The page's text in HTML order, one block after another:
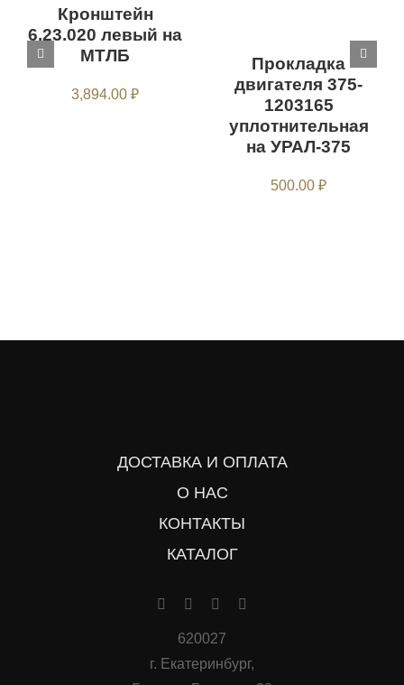
Кронштейн
6.23.020 левый на
МТЛБ
3,894.00₽
Прокладка
двигателя 375-
1203165
уплотнительная
на УРАЛ-375
500.00 ₽
ДОСТАВКА И ОПЛАТА
О НАС
КОНТАКТЫ
КАТАЛОГ
620027
г. Екатеринбург,